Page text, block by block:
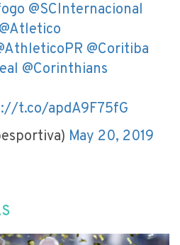
@SCInternacional
@Atletico
@Coritiba
@Corinthians
t.co/apdA9F75fG
May 20, 2019